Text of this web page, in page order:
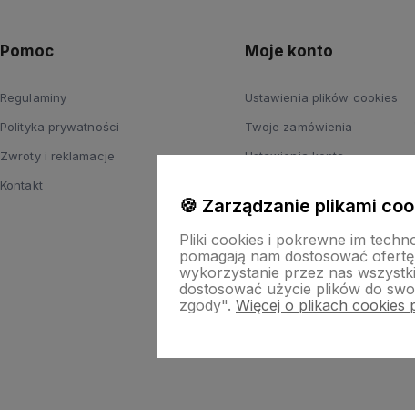
Pomoc
Regulaminy
Polityka prywatności
Zwroty i reklamacje
Kontakt
Moje konto
Ustawienia plików cookies
Twoje zamówienia
Ustawienia konta
🍪 Zarządzanie plikami
Pliki cookies i pokrewne im
pomagają nam dostosować
wykorzystanie przez nas
dostosować użycie plików do
zgody". Więcej o plikach cookies